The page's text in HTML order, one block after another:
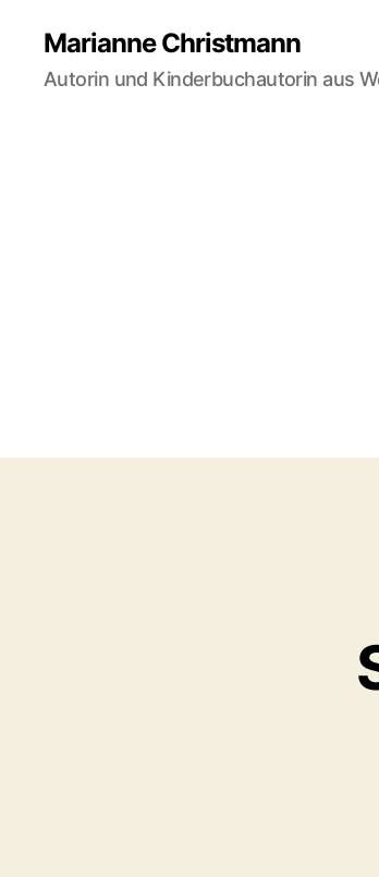
Marianne Christmann
Autorin und Kinderbuchautorin aus